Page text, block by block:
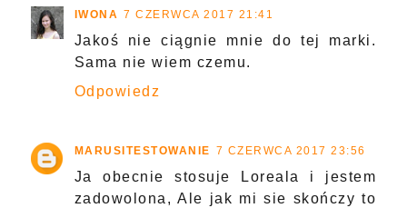
IWONA 7 CZERWCA 2017 21:41
Jakoś nie ciągnie mnie do tej marki.
Sama nie wiem czemu.
Odpowiedz
MARUSITESTOWANIE 7 CZERWCA 2017 23:56
Ja obecnie stosuje Loreala i jestem
zadowolona, Ale jak mi sie skończy to